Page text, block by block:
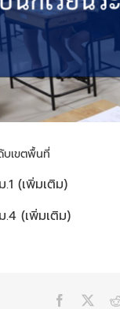
บเขตพื้นที่
(เพิ่มเติม)
(เพิ่มเติม)
Facebook